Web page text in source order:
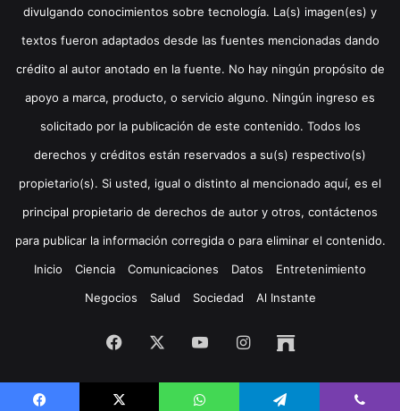
divulgando conocimientos sobre tecnología. La(s) imagen(es) y
textos fueron adaptados desde las fuentes mencionadas dando
crédito al autor anotado en la fuente. No hay ningún propósito de
apoyo a marca, producto, o servicio alguno. Ningún ingreso es
solicitado por la publicación de este contenido. Todos los
derechos y créditos están reservados a su(s) respectivo(s)
propietario(s). Si usted, igual o distinto al mencionado aquí, es el
principal propietario de derechos de autor y otros, contáctenos
para publicar la información corregida o para eliminar el contenido.
Inicio
Ciencia Comunicaciones Datos
Entretenimiento
Negocios
Salud Sociedad Al Instante
Facebook YouTubeInstagramArchive